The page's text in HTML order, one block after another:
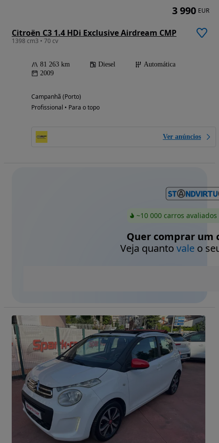
Citroën C3 1.4 HDi Exclusive Airdream CMP
1398 cm3 • 70 cv
81 263 km Diesel
Automática
2009
Campanhã (Porto)
Profissional • Para o topo
Ver anúncios
3 990 EUR
~10 000 carros
Quer comprar um
Veja quanto valeo